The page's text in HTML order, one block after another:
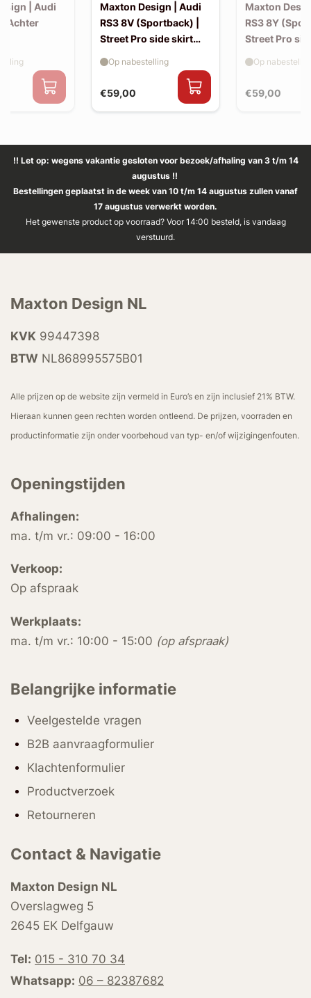
| Audi
| Achter
Maxton Design | Audi
RS3 8V (Sportback) |
Street Pro side skirt
€59,00
Op nabestelling
Maxton
RS3 8Y
Street Pro
€59,00
Op
!! Let op: wegens vakantie gesloten voor bezoek/afhaling van 3 t/m 14
augustus !!
Bestellingen geplaatst in de week van 10 t/m 14 augustus zullen vanaf
17 augustus verwerkt worden.
Het gewenste product op voorraad? Voor 14:00 besteld, is vandaag
verstuurd.
Maxton Design NL
KVK 99447398
BTW NL868995575B01
Alle prijzen op de website zijn vermeld in Euro’s en zijn inclusief 21% BTW.
Hieraan kunnen geen rechten worden ontleend. De prijzen, voorraden en
productinformatie zijn onder voorbehoud van typ- en/of wijzigingenfouten.
Openingstijden
Afhalingen:
ma. t/m vr.: 09:00 - 16:00
Verkoop:
Op afspraak
Werkplaats:
ma. t/m vr.: 10:00 - 15:00 (op afspraak)
Belangrijke informatie
Veelgestelde vragen
B2B aanvraagformulier
Klachtenformulier
Productverzoek
Retourneren
Contact & Navigatie
Maxton Design NL
Overslagweg 5
2645 EK Delfgauw
Tel: 015 - 310 70 34
Whatsapp: 06 – 82387682